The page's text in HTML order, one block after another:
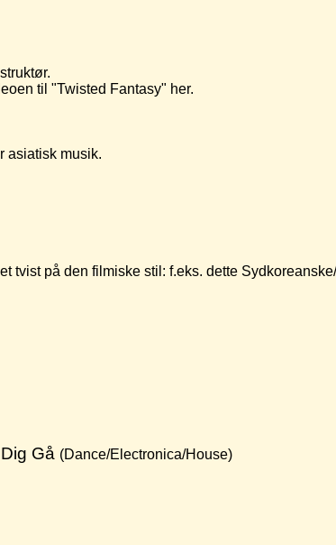
til "Twisted Fantasy" her.
asiatisk musik.
tvist på den filmiske stil: f.eks. dette
Gå (Dance/Electronica/House)